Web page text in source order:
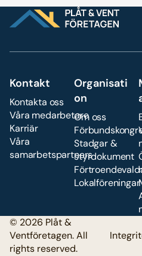
Kontakt
Kontakta oss
Våra medarbetare
Karriär
Våra
samarbetspartners
Organisati
on
Om oss
Stadgar &
styrdokument
Lokalföreningar
© 2026 Plåt &
Ventföretagen. All
rights reserved.